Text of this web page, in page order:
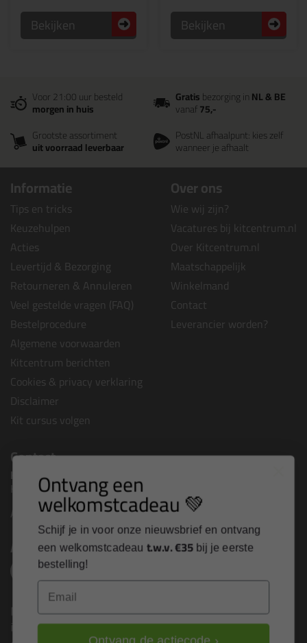
Bekijken Bekijken
Voor 21:00 uur besteld
morgen in huis
Gratisbezorging inNL & BE
vanaf75,-
Grootste assortiment
uit voorraad leverbaar
PostNL afhaalpunt: kies zelf
wanneer je afhaalt
Informatie
Tips en tricks
Keuzehulpen
Acties
Levertijd & Bezorging
Retourneren & Annuleren
Veel gestelde vragen (FAQ)
Bestelprocedure
Algemene voorwaarden
Kitcentrum berichten
Cookies & privacy verklaring
Disclaimer
Kit cursus volgen
Over ons
Wie wij zijn?
Vacatures bij kitcentrum.nl
Over Kitcentrum.nl
Maatschappelijk
Winkelmand
Contact
Leverancier worden?
Contact
Kip Tape shop
Kitcentrum B.V.
Alle contactgegevens >
Altijd op de hoogte blijven?
Nieuws, tips en exclusieve deals rechtstreeks in je
inbox
Ontvang een
welkomstcadeau 💚
Schijf je in voor onze nieuwsbrief en ontvang
een welkomstcadeau t.w.v. €35 bij je eerste
bestelling!